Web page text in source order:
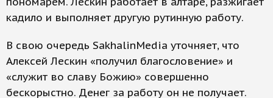
кадило и выполняет другую рутинную работу.
В свою очередь SakhalinMedia уточняет, что
Алексей Лескин «получил благословение» и
«служит во славу Божию» совершенно
бескорыстно. Денег за работу он не получает.